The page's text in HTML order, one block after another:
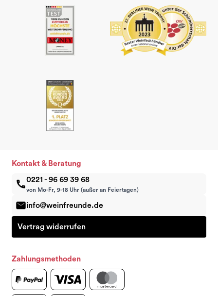
Kontakt & Beratung
0221 - 96 69 39 68
von Mo-Fr, 9-18 Uhr (außer an Feiertagen)
info@weinfreunde.de
Vertrag widerrufen
Zahlungsmethoden